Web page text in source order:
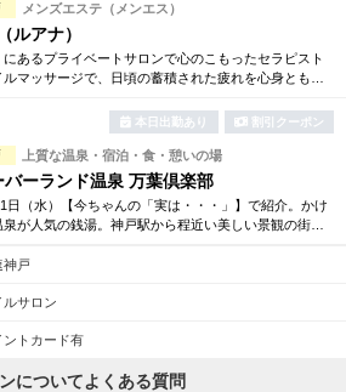
有資格者在籍
女性スタッフのみ
Ｗセラピスト
だわり条件を変更
メンズエステ（メンエス）
ルアナ）
あるプライベートサロンで心のこもったセラピスト
ルマッサージで、日頃の蓄積された疲れを心身ともに
本日出勤あり 割引クーポン
上質な温泉・宿泊・食・憩いの場
バーランド温泉 万葉倶楽部
日（水）【今ちゃんの「実は・・・」】で紹介。かけ
が人気の銭湯。神戸駅から程近い美しい景観の街に
です。
神戸
ルサロン
ントカード有
についてよくある質問